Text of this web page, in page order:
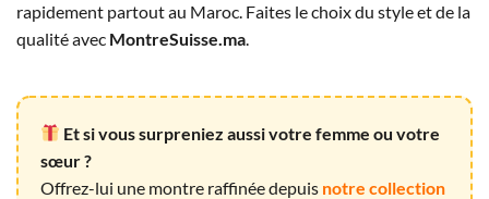
rapidement partout au Maroc. Faites le choix du style et de la
qualité avec MontreSuisse.ma
Et si vous surpreniez aussi votre femme ou votre
sœur ?
Offrez-lui une montre raffinée depuis notre collection